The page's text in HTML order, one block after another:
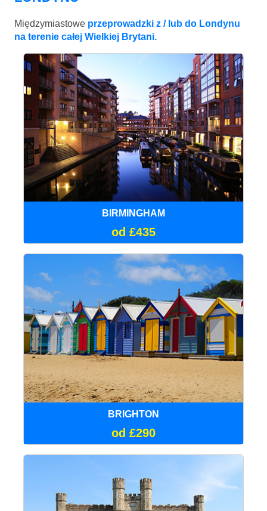
Międzymiastowe przeprowadzki z / lub do Londynu
na terenie całej Wielkiej Brytani.
BIRMINGHAM
od £435
BRIGHTON
od £290